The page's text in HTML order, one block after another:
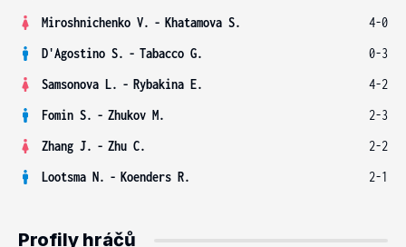
Miroshnichenko V. - Khatamova S.
4-0
D'Agostino S. - Tabacco G.
0-3
Samsonova L. - Rybakina E.
4-2
Fomin S. - Zhukov M.
2-3
Zhang J. - Zhu C.
2-2
Lootsma N. - Koenders R. 2-1
Profily hráčů